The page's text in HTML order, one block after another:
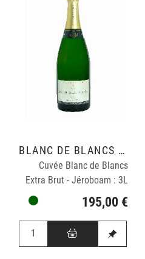
BLANC DE BLANCS GRAND CRU
Cuvée Blanc de Blancs
Extra Brut - Jéroboam : 3L
195,00 €